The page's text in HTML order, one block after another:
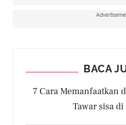
BACA
7 Cara Memanfaatkan
Tawar sisa